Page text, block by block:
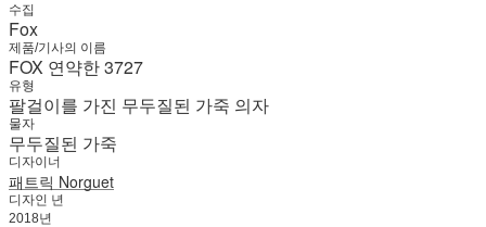
수집
Fox
제품/기사의 이름
FOX 연약한 3727
유형
팔걸이를 가진 무두질된 가죽 의자
물자
무두질된 가죽
디자이너
패트릭 Norguet
디자인 년
2018년